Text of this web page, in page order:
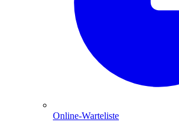
Online-Warteliste